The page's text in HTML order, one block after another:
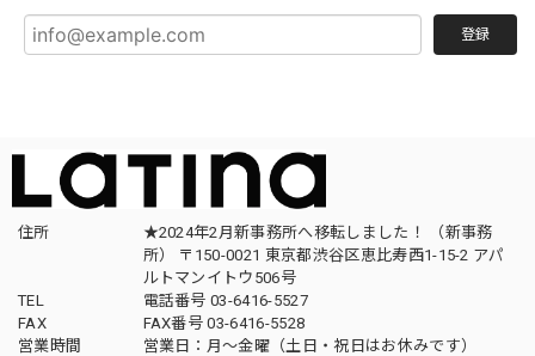
登録
住所
★2024年2月新事務所へ移転しました！ （新事務
所） 〒150-0021 東京都渋谷区恵比寿西1-15-2 アパ
ルトマンイトウ506号
TEL
電話番号 03-6416-5527
FAX
FAX番号 03-6416-5528
営業時間
営業日：月〜金曜（土日・祝日はお休みです）